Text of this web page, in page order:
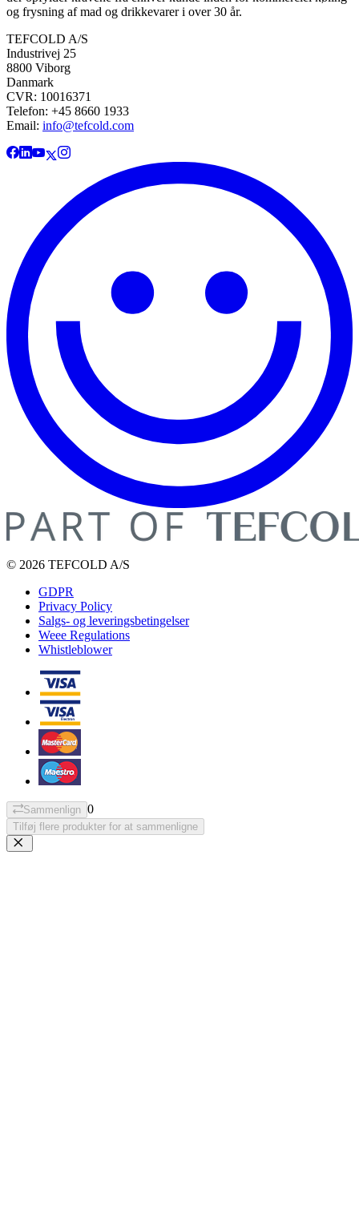
og frysning af mad og drikkevarer i over 30 år.
TEFCOLD A/S
Industrivej 25
8800 Viborg
Danmark
CVR: 10016371
Telefon: +45 8660 1933
Email: info@tefcold.com
© 2026 TEFCOLD A/S
GDPR
Privacy Policy
Salgs- og leveringsbetingelser
Weee Regulations
Whistleblower
Sammenlign 0
Tilføj flere produkter for at sammenligne